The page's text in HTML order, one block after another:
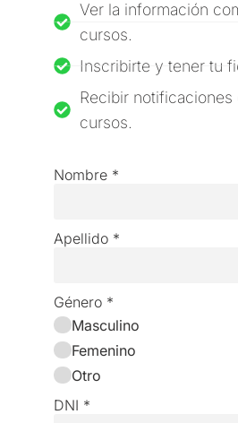
Ver la información
cursos.
Inscribirte y tener tu
Recibir notificaciones
cursos.
Nombre *
Apellido *
Género *
Masculino
Femenino
Otro
DNI *